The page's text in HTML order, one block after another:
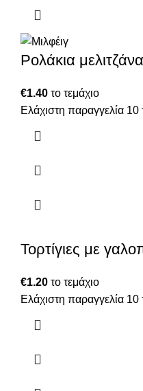
Ρολάκια
€1.40 το τεμάχιο
Ελάχιστη παραγγελία 10
Τορτίγιες με
€1.20 το τεμάχιο
Ελάχιστη παραγγελία 10